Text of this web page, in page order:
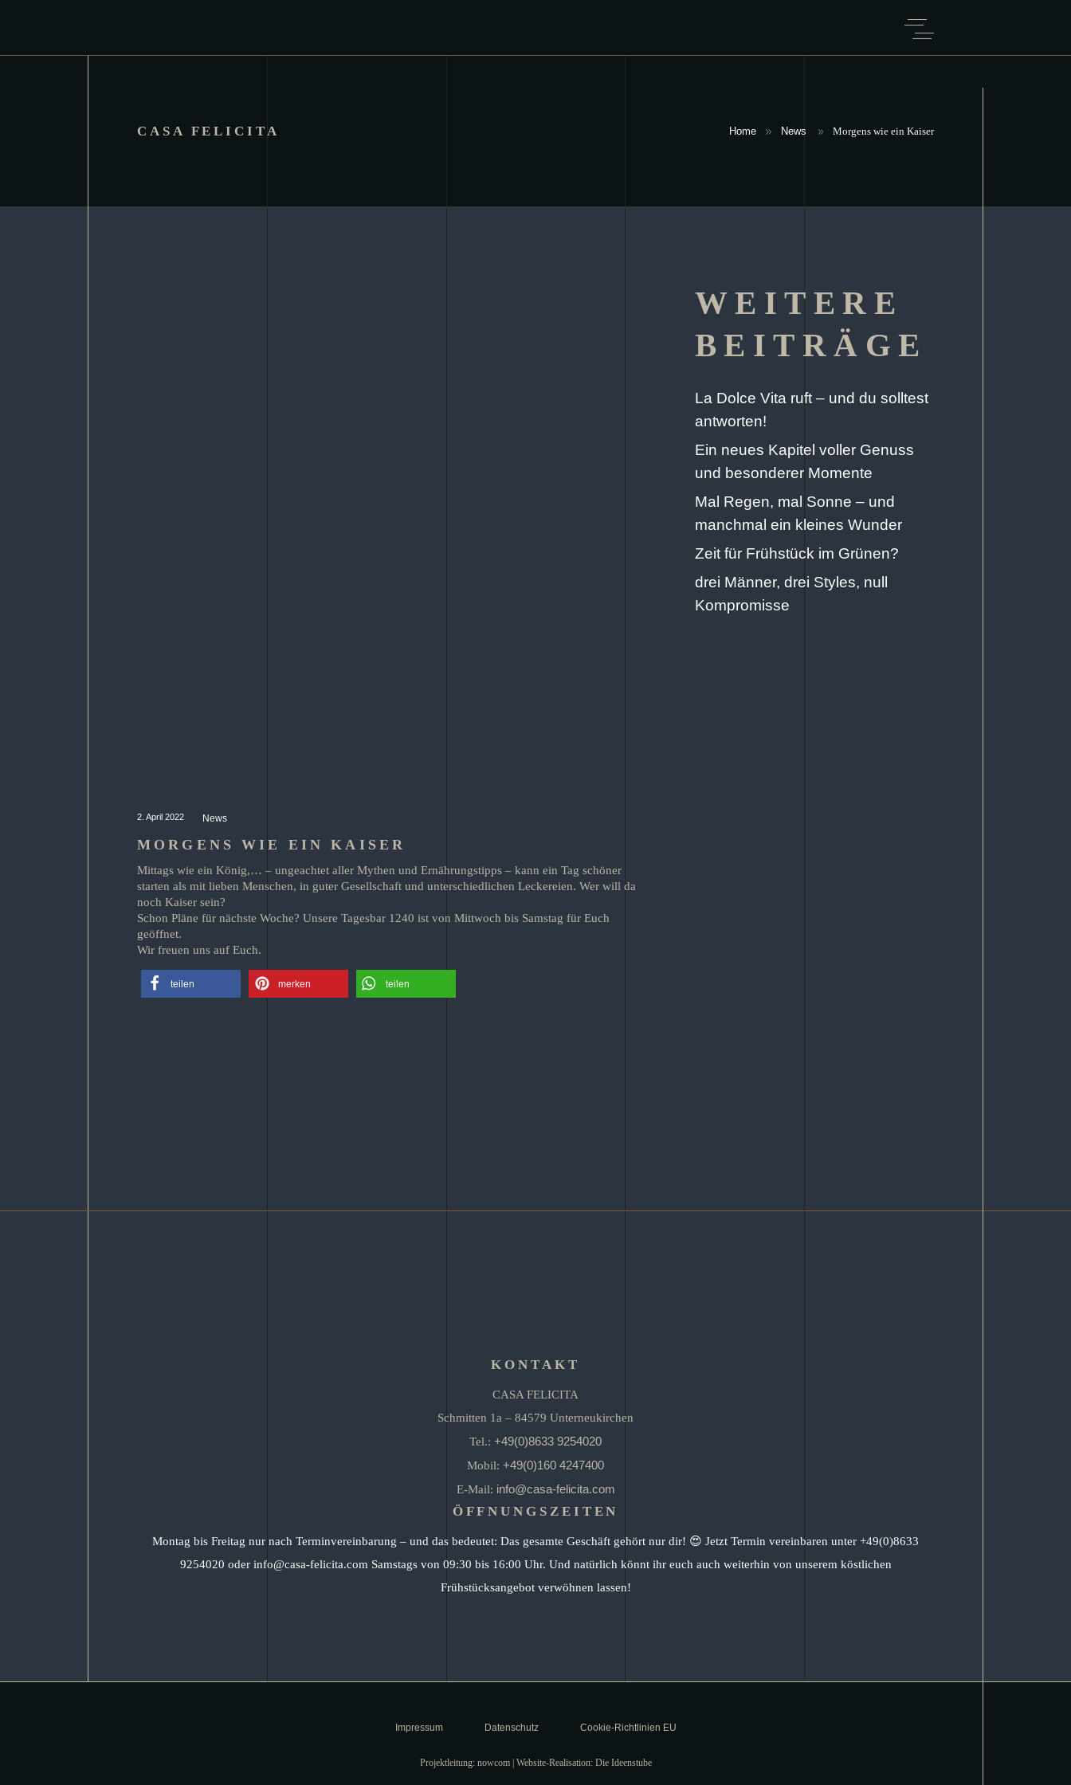
CASA FELICITA Home News Morgens wie ein Kaiser
2. April 2022 News
MORGENS WIE EIN KAISER
Mittags wie ein König,… – ungeachtet aller Mythen und Ernährungstipps – kann ein Tag schöner
starten als mit lieben Menschen, in guter Gesellschaft und unterschiedlichen Leckereien. Wer will da
noch Kaiser sein?
Schon Pläne für nächste Woche? Unsere Tagesbar 1240 ist von Mittwoch bis Samstag für Euch
geöffnet.
Wir freuen uns auf Euch.
teilen merken teilen
WEITERE
BEITRÄGE
La Dolce Vita ruft – und du solltest
antworten!
Ein neues Kapitel voller Genuss
und besonderer Momente
Mal Regen, mal Sonne – und
manchmal ein kleines Wunder
Zeit für Frühstück im Grünen?
drei Männer, drei Styles, null
Kompromisse
KONTAKT
CASA FELICITA
Schmitten 1a – 84579 Unterneukirchen
Tel.: +49(0)8633 9254020
Mobil: +49(0)160 4247400
E-Mail: info@casa-felicita.com
ÖFFNUNGSZEITEN
Montag bis Freitag nur nach Terminvereinbarung – und das bedeutet: Das gesamte Geschäft gehört nur dir! 😍 Jetzt Termin vereinbaren unter +49(0)8633
9254020 oder info@casa-felicita.com Samstags von 09:30 bis 16:00 Uhr. Und natürlich könnt ihr euch auch weiterhin von unserem köstlichen
Frühstücksangebot verwöhnen lassen!
Impressum Datenschutz Cookie-Richtlinien EU
Projektleitung: nowcom | Website-Realisation: Die Ideenstube